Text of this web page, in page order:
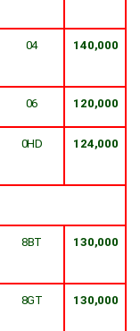
04 140,000
06 120,000
0HD 124,000
8BT 130,000
8GT 130,000